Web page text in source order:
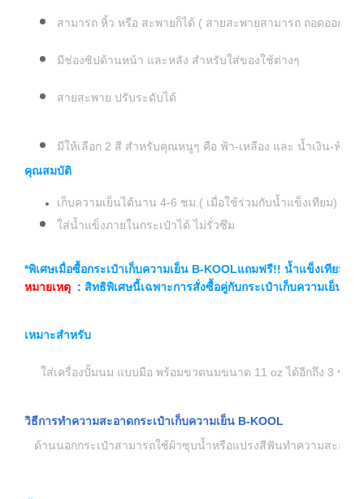
สามารถ หิ้ว หรือ สะพายก็ได้ ( สายสะพายสามารถ ถอดออกได้
มีช่องซิปด้านหน้า และหลัง สำหรับใส่ของใช้ต่างๆ
สายสะพาย ปรับระดับได้
มีให้เลือก 2 สี สำหรับคุณหนูๆ คือ ฟ้า-เหลือง และ น้ำเงิน-ฟ้า
คุณสมบัติ
เก็บความเย็นได้นาน 4-6 ชม.( เมื่อใช้ร่วมกับน้ำแข็งเทียม)
ใส่น้ำแข็งภายในกระเป๋าได้ ไม่รั่วซึม
*พิเศษเมื่อซื้อกระเป๋าเก็บความเย็น B-KOOLแถมฟรี!! น้ำแข็งเทียม
หมายเหตุ : สิทธิพิเศษนี้เฉพาะการสั่งซื้อคู่กับกระเป๋าเก็บความเย็นเท่
เหมาะสำหรับ
ใส่เครื่องปั้มนม แบบมือ พร้อมขวดนมขนาด 11 oz ได้อีกถึง 3 ขวด
วิธีการทำความสะอาดกระเป๋าเก็บความเย็น B-KOOL
ด้านนอกกระเป๋าสามารถใช้ผ้าซุบน้ำหรือแปรงสีฟันทำความสะอาด